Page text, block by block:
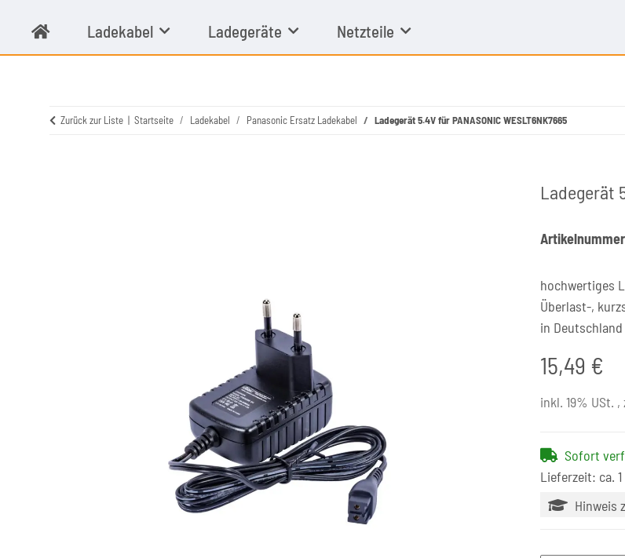
Ladekabel Ladegeräte Netzteile
Zurück zur Liste Startseite Ladekabel Panasonic Ersatz Ladekabel Ladegerät 5.4V für PANASONIC WESLT6NK7665
Ladegerät
hochwertiges
Überlast-,
in
15,49 €
inkl. 19% USt. ,
Sofort
Lieferzeit: ca.
Hinweis